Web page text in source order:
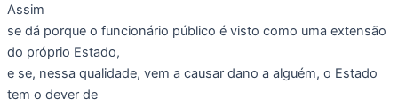
Assim
se dá porque o funcionário público é visto como uma extensão
do próprio Estado,
e se, nessa qualidade, vem a causar dano a alguém, o Estado
tem o dever de